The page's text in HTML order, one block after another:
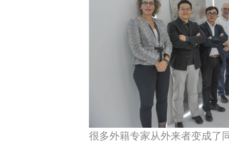
很多外籍专家从外来者变成了